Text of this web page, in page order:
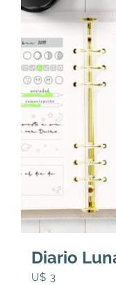
ARTÍCULOS
ACERCA
CONTACTO
Diario
U$ 3